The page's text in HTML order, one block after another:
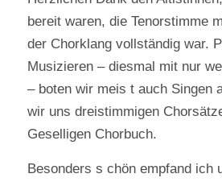
bereit waren, die Tenorstimme
der Chorklang vollständig war.
Musizieren – diesmal mit nur
– boten wir meis t auch Singen
wir uns dreistimmigen
Geselligen Chorbuch.
Besonders s chön empfand ich